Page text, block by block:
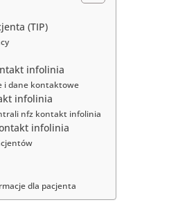
(TIP)
infolinia
i dane kontaktowe
infolinia
nfz kontakt infolinia
infolinia
dla pacjenta